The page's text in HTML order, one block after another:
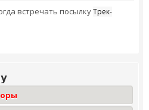
встречать посылкуТрек-